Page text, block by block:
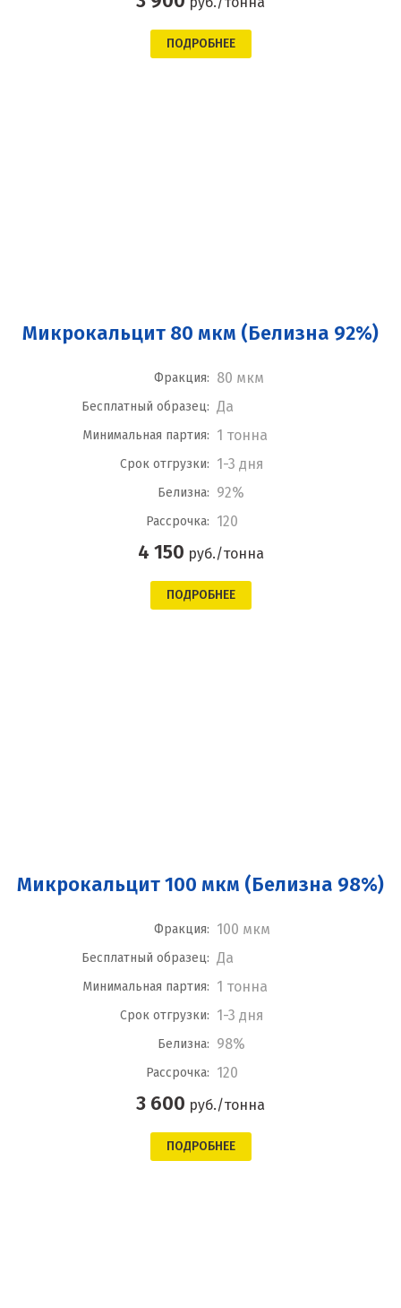
ПОДРОБНЕЕ
Микрокальцит 80 мкм (Белизна 92%)
Фракция: 80 мкм
Бесплатный образец: Да
Минимальная партия: 1 тонна
Срок отгрузки: 1-3 дня
Белизна: 92%
Рассрочка: 120
4 150 руб./тонна
ПОДРОБНЕЕ
Микрокальцит 100 мкм (Белизна 98%)
Фракция: 100 мкм
Бесплатный образец: Да
Минимальная партия: 1 тонна
Срок отгрузки: 1-3 дня
Белизна: 98%
Рассрочка: 120
3 600 руб./тонна
ПОДРОБНЕЕ